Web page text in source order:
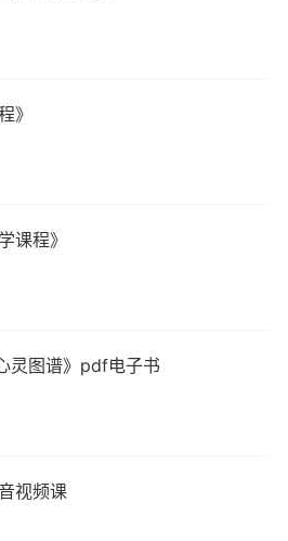
》
课程》
灵图谱》pdf电子书
视频课